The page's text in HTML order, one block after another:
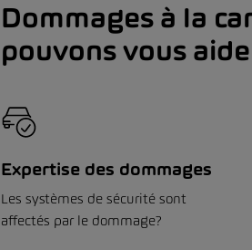
Dommages à la
pouvons vous
Expertise des dommages
Les systèmes de sécurité sont
affectés par le dommage?